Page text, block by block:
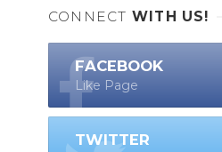
CONNECT WITH US!
FACEBOOK
Like Page
TWITTER